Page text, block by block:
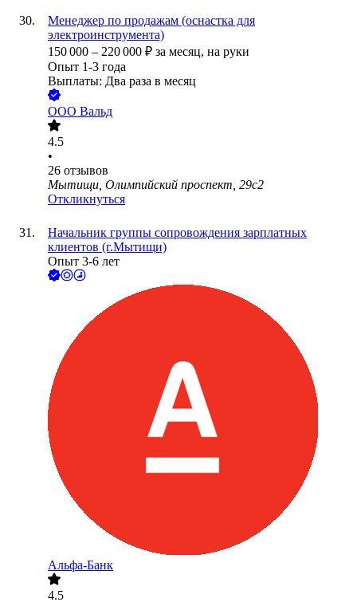
Менеджер по продажам (оснастка для
электроинструмента)
150 000 – 220 000 ₽ за месяц, на руки
Опыт 1-3 года
Выплаты: Два раза в месяц
ООО Вальд
4.5
•
26 отзывов
Мытищи, Олимпийский проспект, 29с2
Откликнуться
Начальник группы сопровождения зарплатных
клиентов (г.Мытищи)
Опыт 3-6 лет
Альфа-Банк
4.5